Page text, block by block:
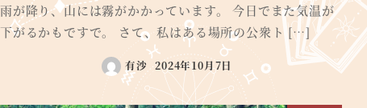
雨が降り、山には霧がかかっています。 今日でまた気温が
下がるかもですで。 さて、私はある場所の公衆ト […]
有沙 2024年10月7日